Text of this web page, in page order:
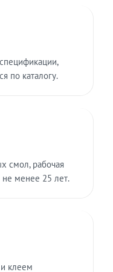
по каталогу.
смол, рабочая
не менее 25 лет.
клеем